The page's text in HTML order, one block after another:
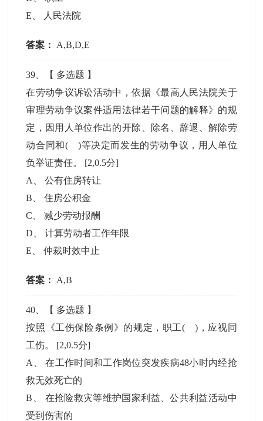
E
人民法院
答案： A,B,D,E
39 、【 多选题 】
在劳动争议诉讼活动中，依据《最高人民法院关于
审理劳动争议案件适用法律若干问题的解释》的规
定，因用人单位作出的开除、除名、辞退、解除劳
动合同和( )等决定而发生的劳动争议，用人单位
负举证责任。 [2,0.5分]
A
、公有住房转让
B 、住房公积金
C 、减少劳动报酬
D 、计算劳动者工作年限
E 、仲裁时效中止
答案： A,B
40 、【 多选题 】
按照《工伤保险条例》的规定，职工( )，应视同
工伤。 [2,0.5分]
A
、在工作时间和工作岗位突发疾病48小时内经抢
救无效死亡的
B
在抢险救灾等维护国家利益、公共利益活动中
受到伤害的